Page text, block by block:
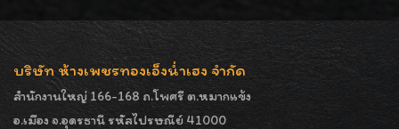
บริษัท ห้างเพชรทองเอ็งน่ำเฮง จำกัด
สำนักงานใหญ่ 166-168 ถ.โพศรี ต.หมากแข้ง
อ.เมือง จ.อุดรธานี รหัสไปรษณีย์ 41000